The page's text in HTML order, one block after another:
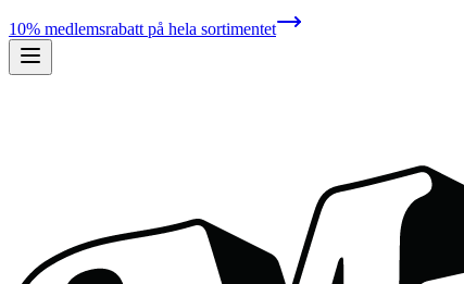
10% medlemsrabatt på hela sortimentet